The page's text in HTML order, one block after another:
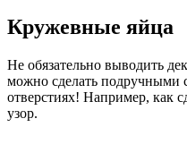
Кружевные яйца
Не обязательно выводить
можно сделать подручными
отверстиях! Например, как
узор.